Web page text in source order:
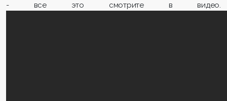
- все это смотрите в видео.